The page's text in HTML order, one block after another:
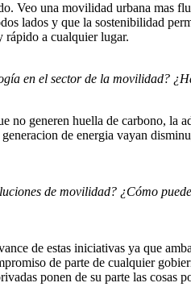
Veo una movilidad urbana mas
lados y que la sostenibilidad
rápido a cualquier lugar.
en el sector de la movilidad?
no generen huella de carbono, la
de energia vayan
de movilidad? ¿Cómo
de estas iniciativas ya que
de parte de cualquier
ponen de su parte las cosas